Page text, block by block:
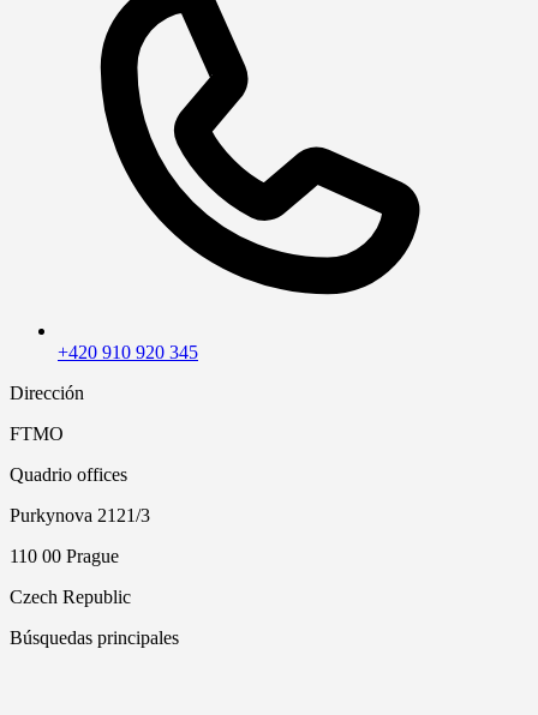
+420 910 920 345
Dirección
FTMO
Quadrio offices
Purkynova 2121/3
110 00 Prague
Czech Republic
Búsquedas principales